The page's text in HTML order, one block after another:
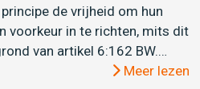
de vrijheid om hun
voorkeur in te richten, mits dit
van artikel 6:162 BW.…
Meer lezen